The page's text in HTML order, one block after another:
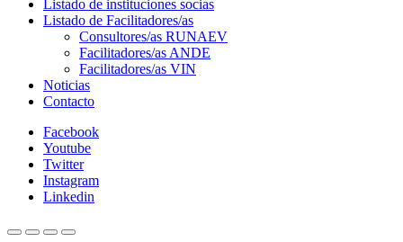
Listado de instituciones socias
Listado de Facilitadores/as
Consultores/as RUNAEV
Facilitadores/as ANDE
Facilitadores/as VIN
Noticias
Contacto
Facebook
Youtube
Twitter
Instagram
Linkedin